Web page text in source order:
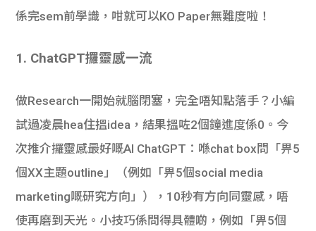
係完sem前學識，咁就可以KO Paper無難度啦！
1. ChatGPT攞靈感一流
做Research一開始就腦閉塞，完全唔知點落手？小編
試過凌晨hea住搵idea，結果搵咗2個鐘進度係0。今
次推介攞靈感最好嘅AI ChatGPT：喺chat box問「畀5
個XX主題outline」（例如「畀5個social media
marketing嘅研究方向」），10秒有方向同靈感，唔
使再磨到天光。小技巧係問得具體啲，例如「畀5個